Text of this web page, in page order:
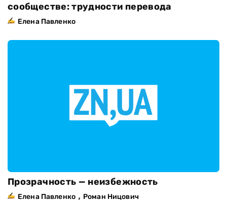
сообществе: трудности перевода
Елена Павленко
Прозрачность — неизбежность
Елена Павленко , Роман Ницович